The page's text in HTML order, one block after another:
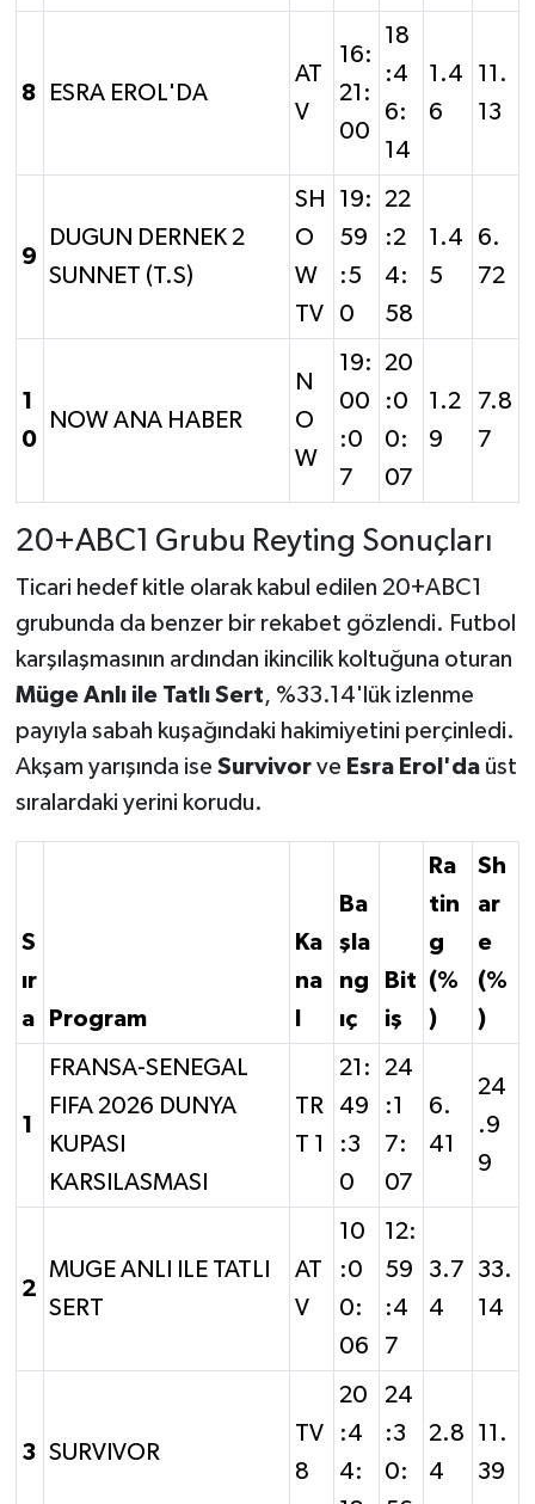
8 ESRA EROL'DA
AT
V
16:
21:
00
18
:4
6:
14
1.4
6
11.
13
9
DUGUN DERNEK 2
SUNNET (T.S)
SH
O
W
TV
19:
59
:5
0
22
:2
4:
58
1.4
5
6.
72
1
0
NOW ANA HABER
N
O
W
19:
00
:0
7
20
:0
0:
07
1.2
9
7.8
7
20+ABC1 Grubu Reyting Sonuçları
Ticari hedef kitle olarak kabul edilen 20+ABC1
grubunda da benzer bir rekabet gözlendi. Futbol
karşılaşmasının ardından ikincilik koltuğuna oturan
Müge Anlı ile Tatlı Sert, %33.14'lük izlenme
payıyla sabah kuşağındaki hakimiyetini perçinledi.
Akşam yarışında ise Survivorve Esra Erol'daüst
sıralardaki yerini korudu.
S
ır
a
Program
Ka
na
Ba
şla
ng
ıç
Bit
iş
Ra
tin
g
(%
)
Sh
ar
e
(%
)
1
FRANSA-SENEGAL
FIFA 2026 DUNYA
KUPASI
KARSILASMASI
TR
T 1
21:
49
:3
0
24
:1
7:
07
6.
41
24
.9
9
2
MUGE ANLI ILE TATLI
SERT
AT
V
10
:0
0:
06
12:
59
:4
7
3.7
4
33.
14
3 SURVIVOR
TV
8
20
:4
4:
24
:3
0:
2.8
4
11.
39